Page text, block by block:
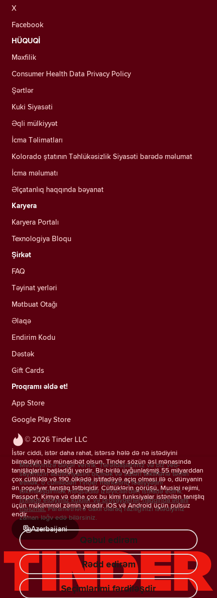
© 2026 Tinder LLC
İstər ciddi, istər daha rahat, istərsə hələ də nə istədiyini
bilmədiyin bir münasibət olsun, Tinder sözün əsl mənasında
tanışlıqların başladığı yerdir. Bir-birilə uyğunlaşmış 55 milyarddan
çox cütlüklə və 190 ölkədə istifadəyə açıq olması ilə o, dünyanın
ən populyar tanışlıq tətbiqidir. Cütlüklərin görüşü, Musiqi rejimi,
Passport, Kimya və daha çox bu kimi funksiyalar istənilən tanışlıq
üçün mükəmməl zəmin yaradır. iOS və Android üçün pulsuz
endir.
Azerbaijani
X
Facebook
HÜQUQİ
Məxfilik
Consumer Health Data Privacy Policy
Şərtlər
Kuki Siyasəti
Əqli mülkiyyət
İcma Təlimatları
Kolorado ştatının Təhlükəsizlik Siyasəti barədə məlumat
İcma məlumatı
Əlçatanlıq haqqında bəyanat
Karyera
Karyera Portalı
Texnologiya Bloqu
Şirkət
FAQ
Təyinat yerləri
Mətbuat Otağı
Əlaqə
Endirim Kodu
Dəstək
Gift Cards
Proqramı əldə et!
App Store
Google Play Store
Məxfiliyinizə dəyər veririk. Tərəfdaşlarımız və biz veb-
saytımızın auditoriyasını ölçmək və sizləri təkliflərlə təmin
etmək, o cümlədən Tinder marketinq fəaliyyətini
təkimlləşdirmək məqsədilə izləyicilərdən istifadə edirik.
İstifadə etdiyimiz kukilər və provayderlər haqqında ətraflı
məlumat. Parametrlərə daxil olaraq razılığınızı istədiyiniz
zaman ləğv edə bilərsiniz.
Qəbul edirəm
Rədd edirəm
Seçimlərimi fərdiləşdir